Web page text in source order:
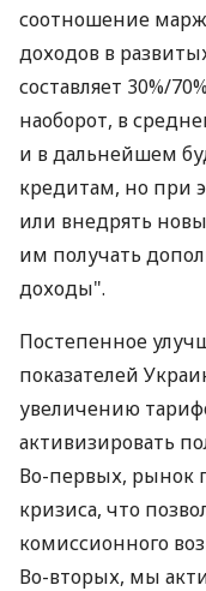
соотношение
доходов в
составляет 30%/
наоборот, в
и в дальнейшем
кредитам, но при
или внедрять
им получать
доходы".
Постепенное
показателей
увеличению
активизировать
Во-первых, рынок
кризиса, что
комиссионного
Во-вторых, мы